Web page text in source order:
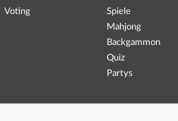
Voting
Spiele
Mahjong
Backgammon
Quiz
Partys